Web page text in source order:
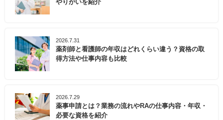
やりがいを紹介
2026.7.31
薬剤師と看護師の年収はどれくらい違う？資格の取
得方法や仕事内容も比較
2026.7.29
薬事申請とは？業務の流れやRAの仕事内容・年収・
必要な資格を紹介